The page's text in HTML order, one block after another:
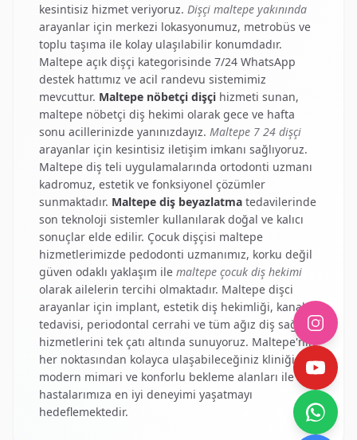
kesintisiz hizmet veriyoruz. Dişçi maltepe yakınında
arayanlar için merkezi lokasyonumuz, metrobüs ve
toplu taşıma ile kolay ulaşılabilir konumdadır.
Maltepe açık dişçi kategorisinde 7/24 WhatsApp
destek hattımız ve acil randevu sistemimiz
mevcuttur. Maltepe nöbetçi dişçi hizmeti sunan,
maltepe nöbetçi diş hekimi olarak gece ve hafta
sonu acillerinizde yanınızdayız. Maltepe 7 24 dişçi
arayanlar için kesintisiz iletişim imkanı sağlıyoruz.
Maltepe diş teli uygulamalarında ortodonti uzmanı
kadromuz, estetik ve fonksiyonel çözümler
sunmaktadır. Maltepe diş beyazlatma tedavilerinde
son teknoloji sistemler kullanılarak doğal ve kalıcı
sonuçlar elde edilir. Çocuk dişçisi maltepe
hizmetlerimizde pedodonti uzmanımız, korku değil
güven odaklı yaklaşım ile maltepe çocuk diş hekimi
olarak ailelerin tercihi olmaktadır. Maltepe dişci
arayanlar için implant, estetik diş hekimliği, kanal
tedavisi, periodontal cerrahi ve tüm ağız diş sağlığı
hizmetlerini tek çatı altında sunuyoruz. Maltepe'nin
her noktasından kolayca ulaşabileceğiniz kliniğimiz,
modern mimari ve konforlu bekleme alanları ile
hastalarımıza en iyi deneyimi yaşatmayı
hedeflemektedir.